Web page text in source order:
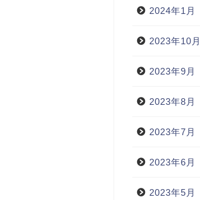
2024年1月
2023年10月
2023年9月
2023年8月
2023年7月
2023年6月
2023年5月